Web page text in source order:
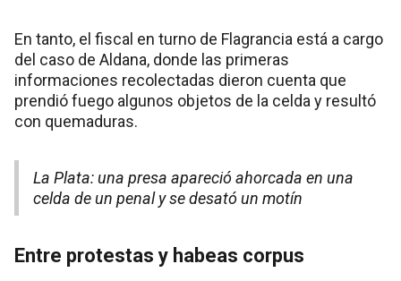
En tanto, el fiscal en turno de Flagrancia está a cargo
del caso de Aldana, donde las primeras
informaciones recolectadas dieron cuenta que
prendió fuego algunos objetos de la celda y resultó
con quemaduras.
La Plata: una presa apareció ahorcada en una
celda de un penal y se desató un motín
Entre protestas y habeas corpus